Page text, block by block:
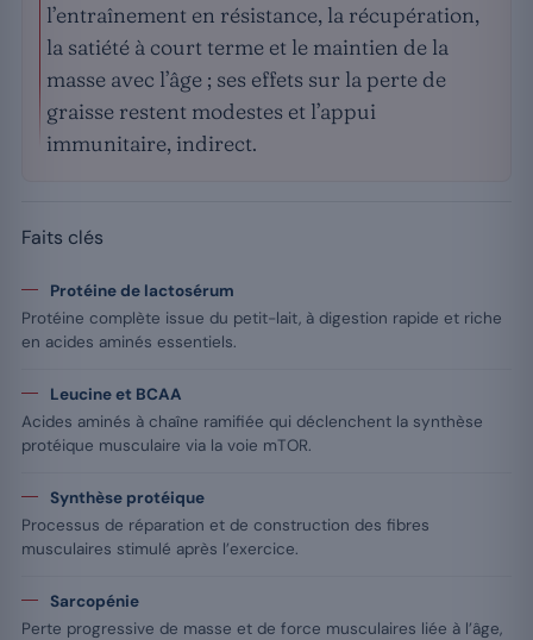
l’entraînement en résistance, la récupération,
la satiété à court terme et le maintien de la
masse avec l’âge ; ses effets sur la perte de
graisse restent modestes et l’appui
immunitaire, indirect.
Faits clés
Protéine de lactosérum
Protéine complète issue du petit-lait, à digestion rapide et riche
en acides aminés essentiels.
Leucine et BCAA
Acides aminés à chaîne ramifiée qui déclenchent la synthèse
protéique musculaire via la voie mTOR.
Synthèse protéique
Processus de réparation et de construction des fibres
musculaires stimulé après l’exercice.
Sarcopénie
Perte progressive de masse et de force musculaires liée à l’âge,